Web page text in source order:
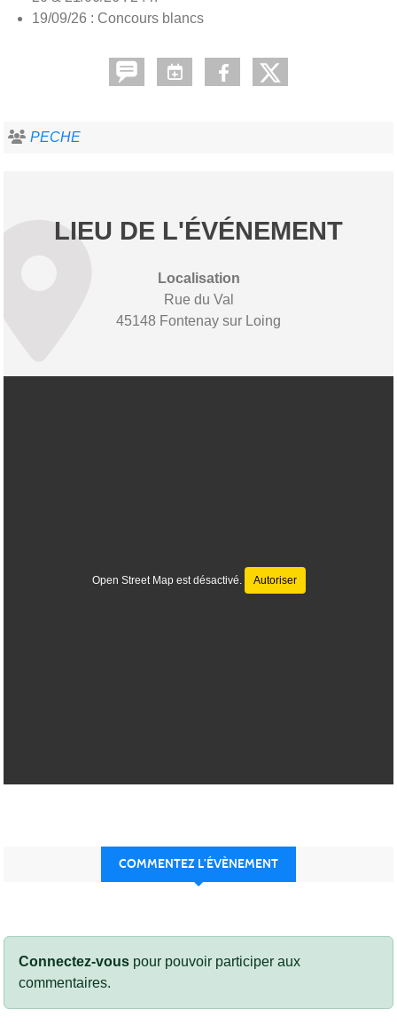
19/09/26 : Concours blancs
PECHE
LIEU DE L'ÉVÉNEMENT
Localisation
Rue du Val
45148 Fontenay sur Loing
Open Street Map est désactivé. Autoriser
COMMENTEZ L’ÉVÈNEMENT
Connectez-vous pour pouvoir participer aux
commentaires.